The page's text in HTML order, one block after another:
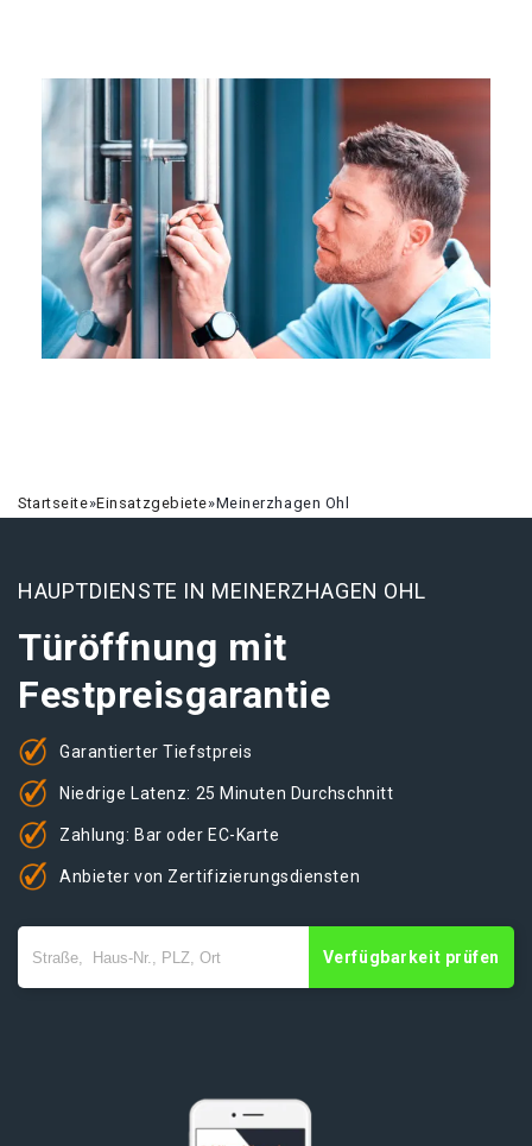
Startseite»Einsatzgebiete»Meinerzhagen Ohl
HAUPTDIENSTE IN MEINERZHAGEN OHL
Türöffnung mit
Festpreisgarantie
Garantierter Tiefstpreis
Niedrige Latenz: 25 Minuten Durchschnitt
Zahlung: Bar oder EC-Karte
Anbieter von Zertifizierungsdiensten
Verfügbarkeit prüfen